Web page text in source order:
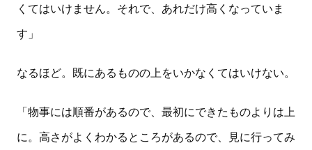
くてはいけません。それで、あれだけ高くなっていま
す」
なるほど。既にあるものの上をいかなくてはいけない。
「物事には順番があるので、最初にできたものよりは上
に。高さがよくわかるところがあるので、見に行ってみ